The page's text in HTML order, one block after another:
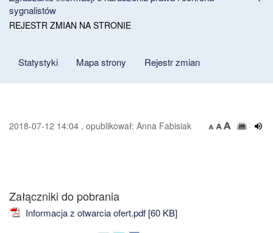
sygnalistów
REJESTR ZMIAN NA STRONIE
Statystyki Mapa strony Rejestr zmian
2018-07-12 14:04 , opublikował: Anna Fabisiak
Załączniki do pobrania
Informacja z otwarcia ofert.pdf [60 KB]